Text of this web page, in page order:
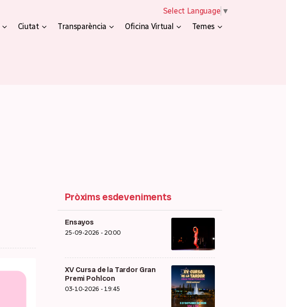
Select Language ▼
Ciutat Transparència Oficina Virtual Temes
Pròxims esdeveniments
Ensayos
25-09-2026 - 20:00
XV Cursa de la Tardor Gran
Premi Pohlcon
03-10-2026 - 19:45